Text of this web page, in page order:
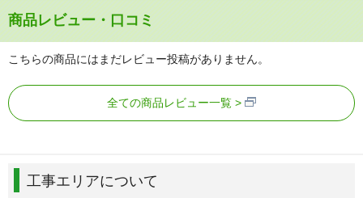
商品レビュー・口コミ
こちらの商品にはまだレビュー投稿がありません。
全ての商品レビュー一覧
工事エリアについて